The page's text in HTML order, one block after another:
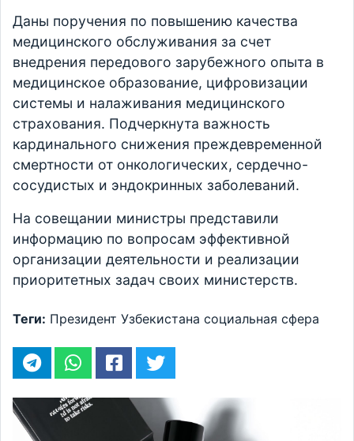
Даны поручения по повышению качества
медицинского обслуживания за счет
внедрения передового зарубежного опыта в
медицинское образование, цифровизации
системы и налаживания медицинского
страхования. Подчеркнута важность
кардинального снижения преждевременной
смертности от онкологических, сердечно-
сосудистых и эндокринных заболеваний.
На совещании министры представили
информацию по вопросам эффективной
организации деятельности и реализации
приоритетных задач своих министерств.
Теги: Президент Узбекистана социальная сфера